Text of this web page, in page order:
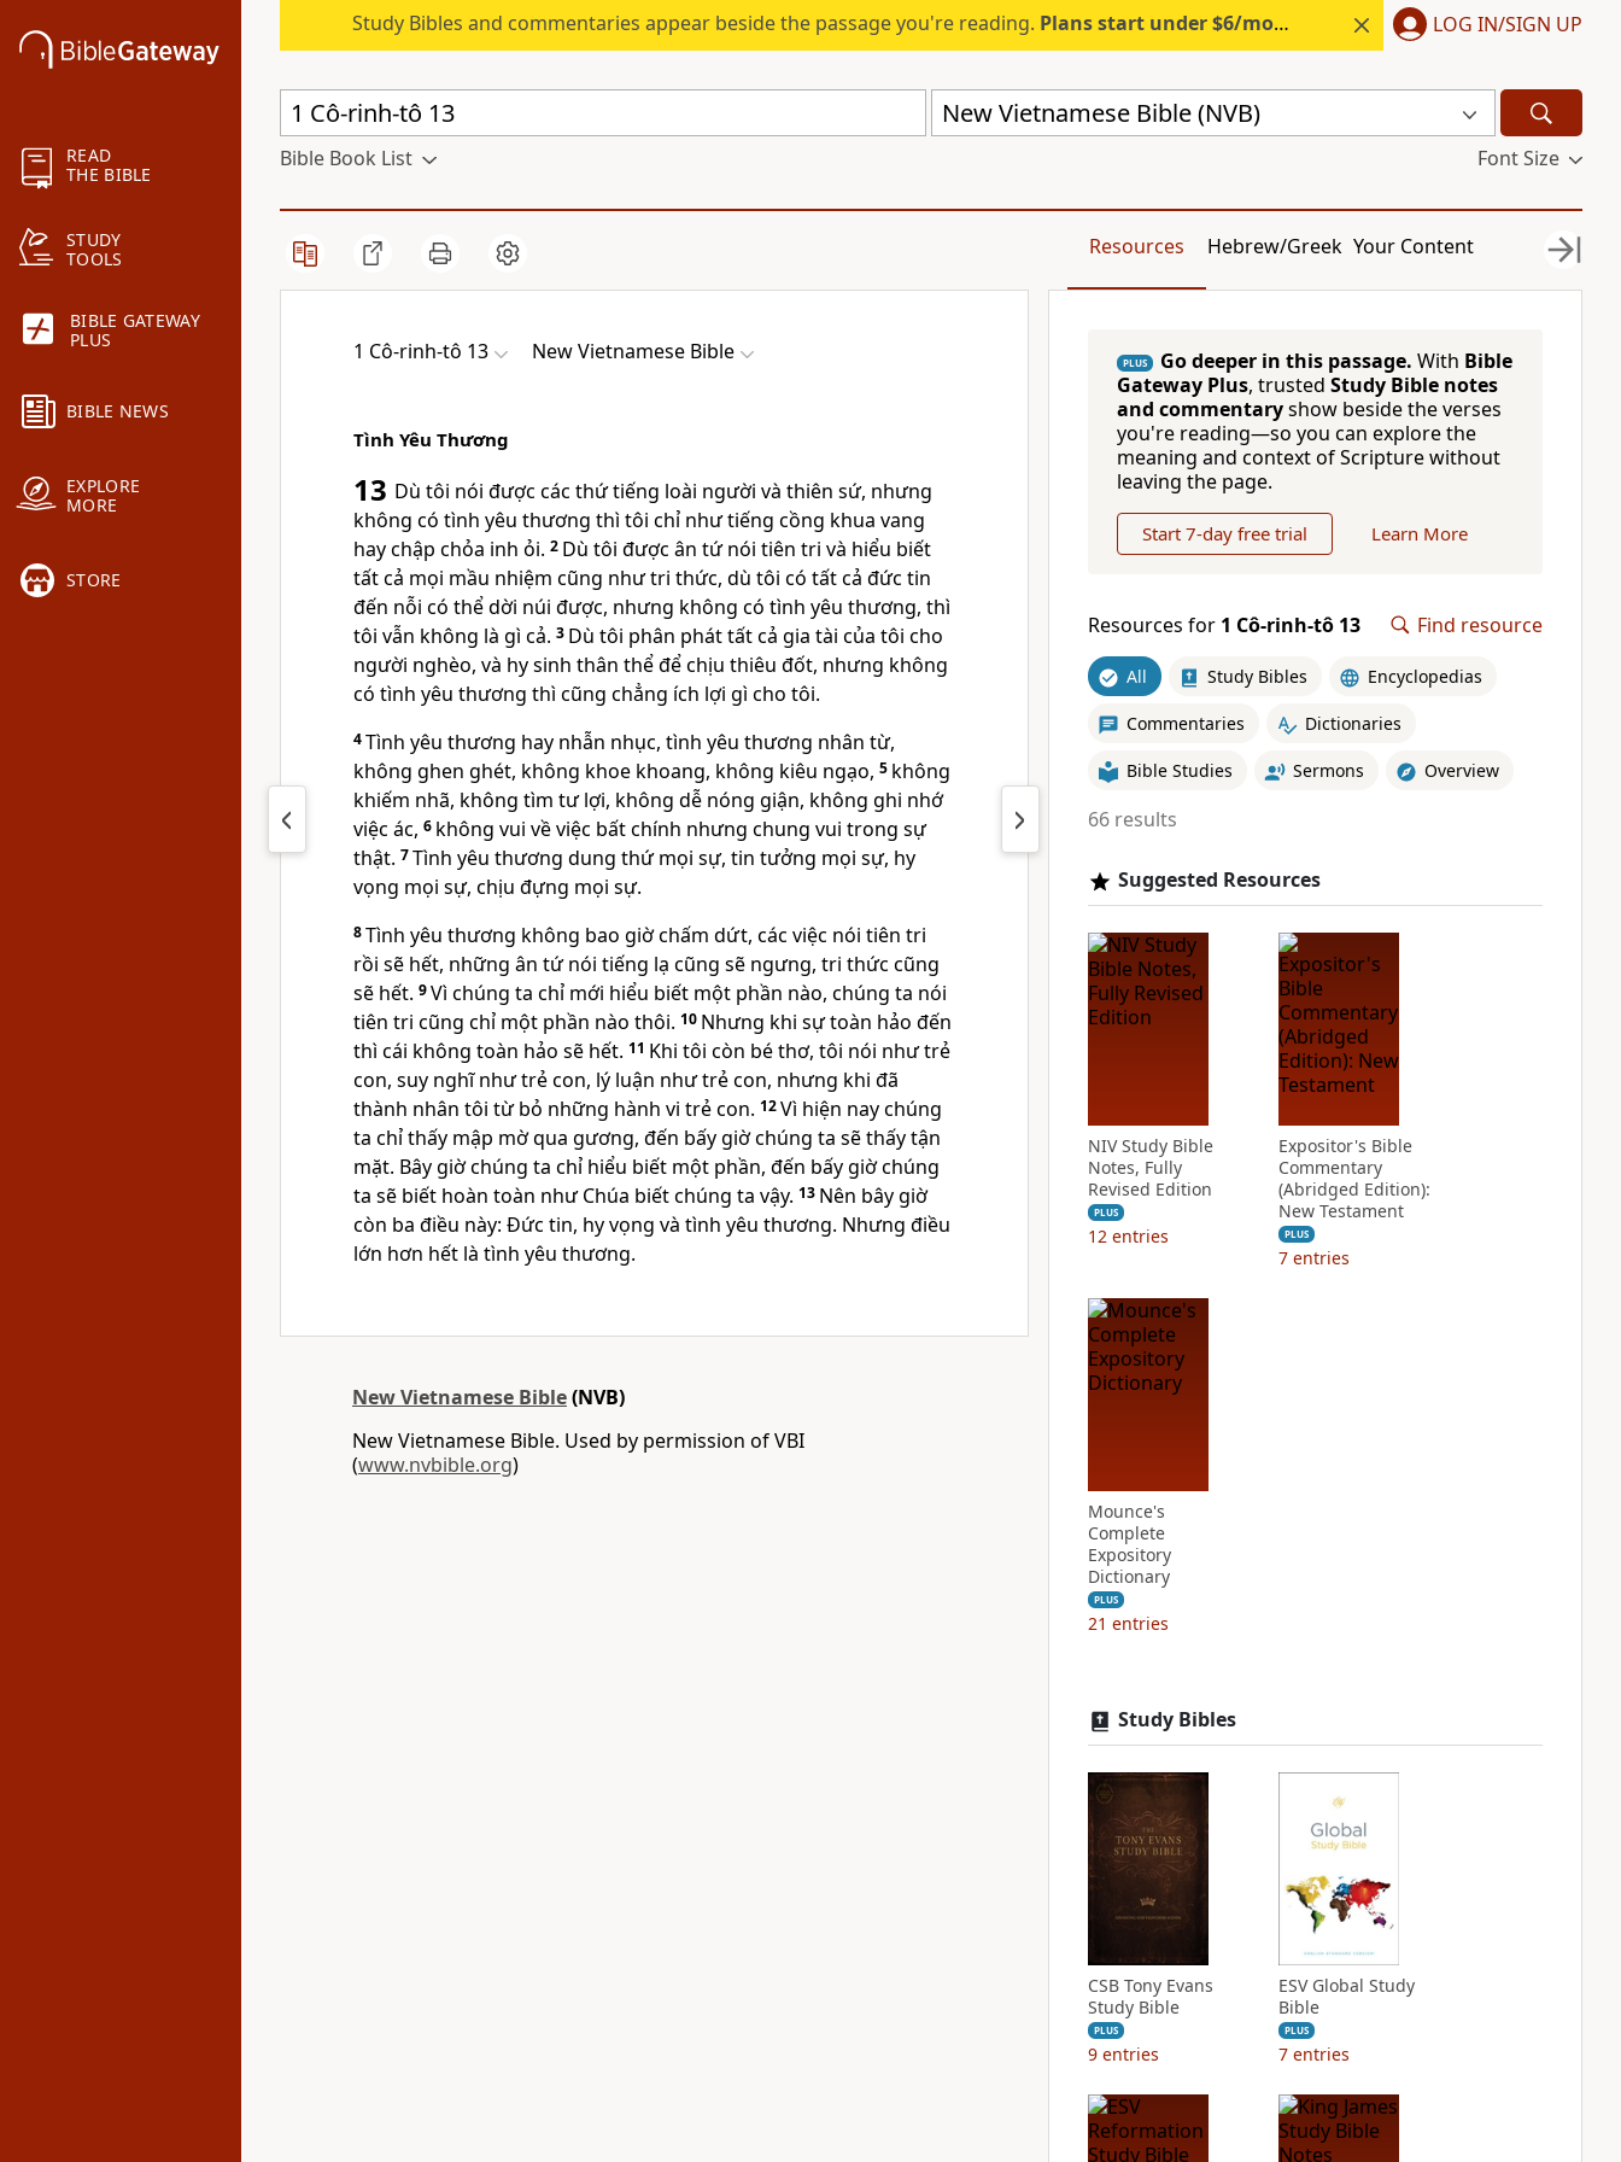
READ
THE BIBLE
STUDY
TOOLS
BIBLE GATEWAY
PLUS
BIBLE NEWS
EXPLORE
MORE
STORE
Study Bibles and commentaries appear beside the passage you're reading. Plans start under $6/month. Start free. LOG IN/SIGN UP
New Vietnamese Bible (NVB)
Bible Book List Font Size
Resources Hebrew/Greek Your Content
1 Cô-rinh-tô 13 New Vietnamese Bible
Tình Yêu Thương
13 Dù tôi nói được các thứ tiếng loài người và thiên sứ, nhưng
không có tình yêu thương thì tôi chỉ như tiếng cồng khua vang
hay chập chỏa inh ỏi. 2 Dù tôi được ân tứ nói tiên tri và hiểu biết
tất cả mọi mầu nhiệm cũng như tri thức, dù tôi có tất cả đức tin
đến nỗi có thể dời núi được, nhưng không có tình yêu thương, thì
tôi vẫn không là gì cả. 3 Dù tôi phân phát tất cả gia tài của tôi cho
người nghèo, và hy sinh thân thể để chịu thiêu đốt, nhưng không
có tình yêu thương thì cũng chẳng ích lợi gì cho tôi.
4Tình yêu thương hay nhẫn nhục, tình yêu thương nhân từ,
không ghen ghét, không khoe khoang, không kiêu ngạo, 5 không
khiếm nhã, không tìm tư lợi, không dễ nóng giận, không ghi nhớ
việc ác, 6 không vui về việc bất chính nhưng chung vui trong sự
thật. 7Tình yêu thương dung thứ mọi sự, tin tưởng mọi sự, hy
vọng mọi sự, chịu đựng mọi sự.
8Tình yêu thương không bao giờ chấm dứt, các việc nói tiên tri
rồi sẽ hết, những ân tứ nói tiếng lạ cũng sẽ ngưng, tri thức cũng
sẽ hết. 9Vì chúng ta chỉ mới hiểu biết một phần nào, chúng ta nói
tiên tri cũng chỉ một phần nào thôi. 10 Nhưng khi sự toàn hảo đến
thì cái không toàn hảo sẽ hết. 11 Khi tôi còn bé thơ, tôi nói như trẻ
con, suy nghĩ như trẻ con, lý luận như trẻ con, nhưng khi đã
thành nhân tôi từ bỏ những hành vi trẻ con. 12Vì hiện nay chúng
ta chỉ thấy mập mờ qua gương, đến bấy giờ chúng ta sẽ thấy tận
mặt. Bây giờ chúng ta chỉ hiểu biết một phần, đến bấy giờ chúng
ta sẽ biết hoàn toàn như Chúa biết chúng ta vậy. 13 Nên bây giờ
còn ba điều này: Đức tin, hy vọng và tình yêu thương. Nhưng điều
lớn hơn hết là tình yêu thương.
New Vietnamese Bible(NVB)
New Vietnamese Bible. Used by permission of VBI
(www.nvbible.org)
PLUS Go deeper in this passage. With Bible
Gateway Plus, trusted Study Bible notes
and commentaryshow beside the verses
you're reading—so you can explore the
meaning and context of Scripture without
leaving the page.
Start 7-day free trial Learn More
Resources for 1 Cô-rinh-tô 13 Find resource
All Study Bibles Encyclopedias
Commentaries Dictionaries
Bible Studies Sermons Overview
66 results
Suggested Resources
NIV Study Bible
Notes, Fully
Revised Edition
PLUS
12 entries
Expositor's Bible
Commentary
(Abridged Edition):
New Testament
PLUS
7 entries
Mounce's
Complete
Expository
Dictionary
PLUS
21 entries
Study Bibles
CSB Tony Evans
Study Bible
PLUS
9 entries
ESV Global Study
Bible
PLUS
7 entries